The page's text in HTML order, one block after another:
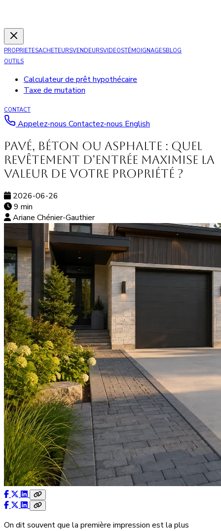
PROPRIETESACHETEURSVENDEURSVIDEOSTÉMOIGNAGESBLOG
OUTILS
Calculateur de prêt hypothécaire
Taxe de mutation
CONTACT
Appelez-nous Contactez-nous English
Pavé, béton ou asphalte : quel
revêtement d’entrée maximise la
valeur de votre propriété ?
2026-06-26
9 min
Ariane Chénier-Gauthier
On dit souvent que la première impression est la plus